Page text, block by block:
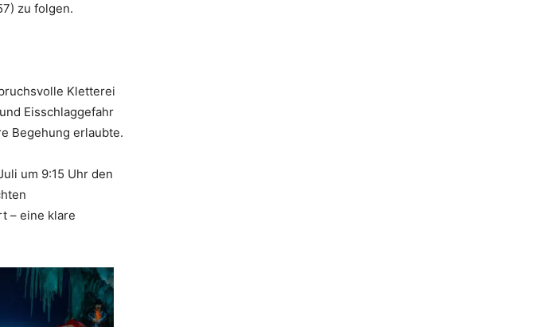
zu folgen.
Kletterei
Eisschlaggefahr
Begehung erlaubte.
um 9:15 Uhr den
– eine klare